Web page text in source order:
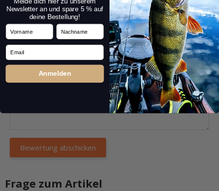
Kommentar:*
Frage zum Artikel
Newsletter an und spare 5 % auf
deine Bestellung!
Vorname Nachname
Email
Anmelden